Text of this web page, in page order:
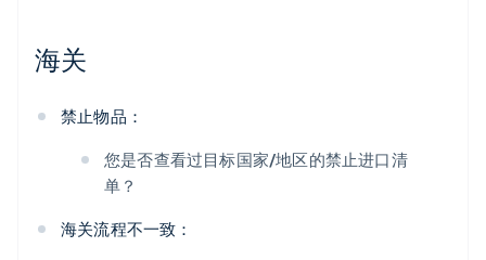
海关
禁止物品：
您是否查看过目标国家/地区的禁止进口清
单？
海关流程不一致：